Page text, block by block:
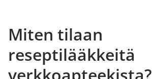
Miten tilaan
reseptilääkkeitä